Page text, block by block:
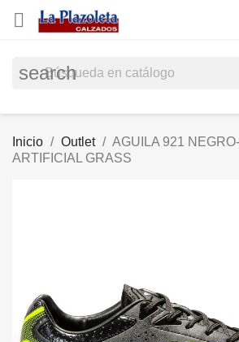

search
Inicio Outlet
AGUILA 921
ARTIFICIAL GRASS